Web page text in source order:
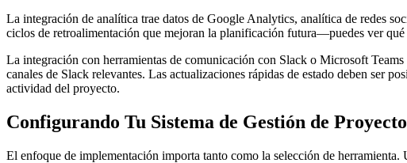
La integración de analítica trae datos de Google Analytics, analítica de redes
ciclos de retroalimentación que mejoran la planificación futura—puedes ver
La integración con herramientas de comunicación con Slack o Microsoft
canales de Slack relevantes. Las actualizaciones rápidas de estado deben ser
actividad del proyecto.
Configurando Tu Sistema de Gestión de
El enfoque de implementación importa tanto como la selección de